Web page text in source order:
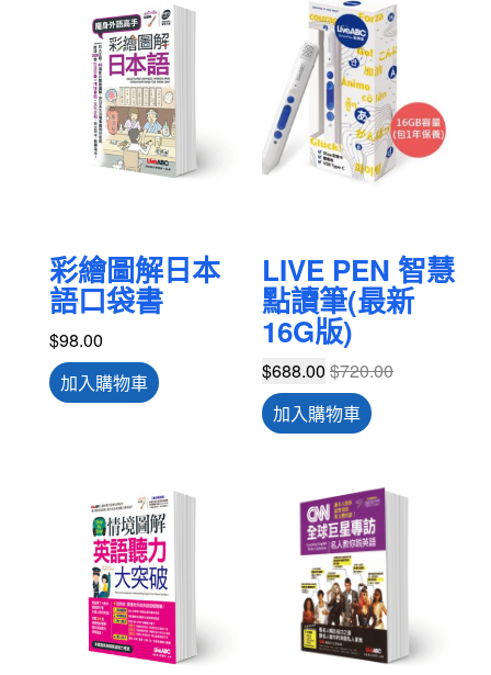
彩繪圖解日本
語口袋書
$98.00
加入購物車
LIVE PEN 智慧
點讀筆(最新
16G版)
$688.00 $720.00
加入購物車